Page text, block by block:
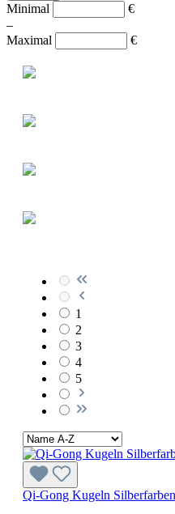
Minimal
€
–
Maximal
€
1
2
3
4
5
Qi-Gong Kugeln